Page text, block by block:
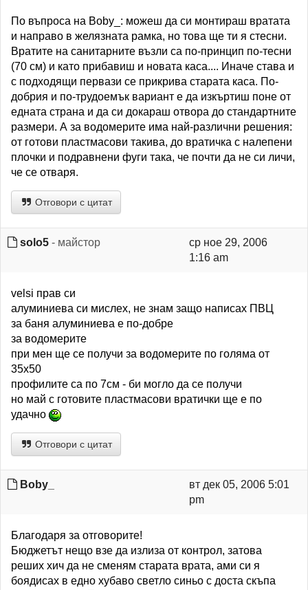
По въпроса на Boby_: можеш да си монтираш вратата
и направо в желязната рамка, но това ще ти я стесни.
Вратите на санитарните възли са по-принцип по-тесни
(70 см) и като прибавиш и новата каса.... Иначе става и
с подходящи первази се прикрива старата каса. По-
добрия и по-трудоемък вариант е да изкъртиш поне от
едната страна и да си докараш отвора до стандартните
размери. А за водомерите има най-различни решения:
от готови пластмасови такива, до вратичка с налепени
плочки и подравнени фуги така, че почти да не си личи,
че се отваря.
Отговори с цитат
solo5 - майстор
ср ное 29, 2006
1:16 am
velsi прав си
алуминиева си мислех, не знам защо написах ПВЦ
за баня алуминиева е по-добре
за водомерите
при мен ще се получи за водомерите по голяма от
35х50
профилите са по 7см - би могло да се получи
но май с готовите пластмасови вратички ще е по
удачно
Отговори с цитат
Boby_
вт дек 05, 2006 5:01
pm
Благодаря за отговорите!
Бюджетът нещо взе да излиза от контрол, затова
реших хич да не сменям старата врата, ами си я
боядисах в едно хубаво светло синьо с доста скъпа